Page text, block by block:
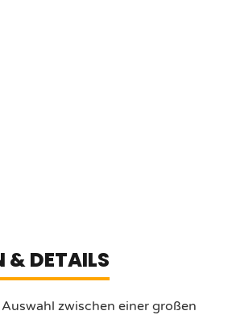
& DETAILS
Auswahl zwischen einer großen